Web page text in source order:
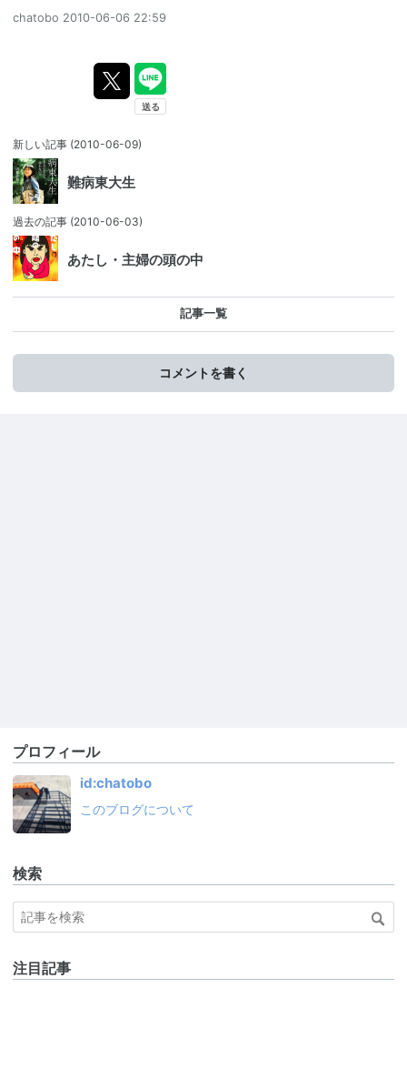
chatobo 2010-06-06 22:59
新しい記事 (2010-06-09)
難病東大生
過去の記事 (2010-06-03)
あたし・主婦の頭の中
記事一覧
コメントを書く
プロフィール
id:chatobo
このブログについて
検索
注目記事